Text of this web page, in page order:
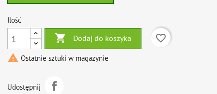
Ilość
 Dodaj do koszyka
favorite_border
 Ostatnie sztuki w magazynie
Udostępnij